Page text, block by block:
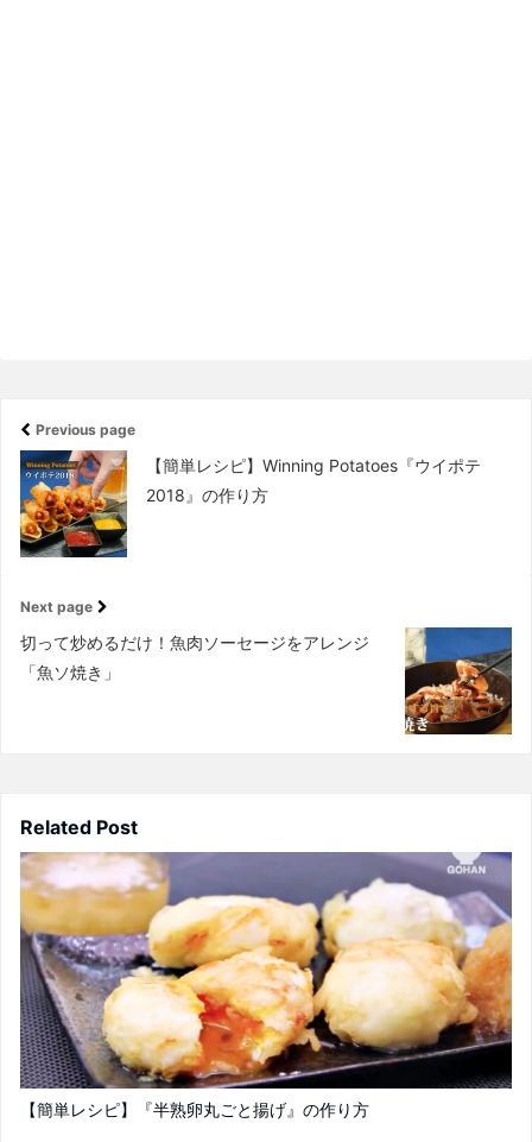
Previous page
【簡単レシピ】Winning Potatoes『ウイポテ
2018』の作り方
Next page
切って炒めるだけ！魚肉ソーセージをアレンジ
「魚ソ焼き」
Related Post
【簡単レシピ】『半熟卵丸ごと揚げ』の作り方